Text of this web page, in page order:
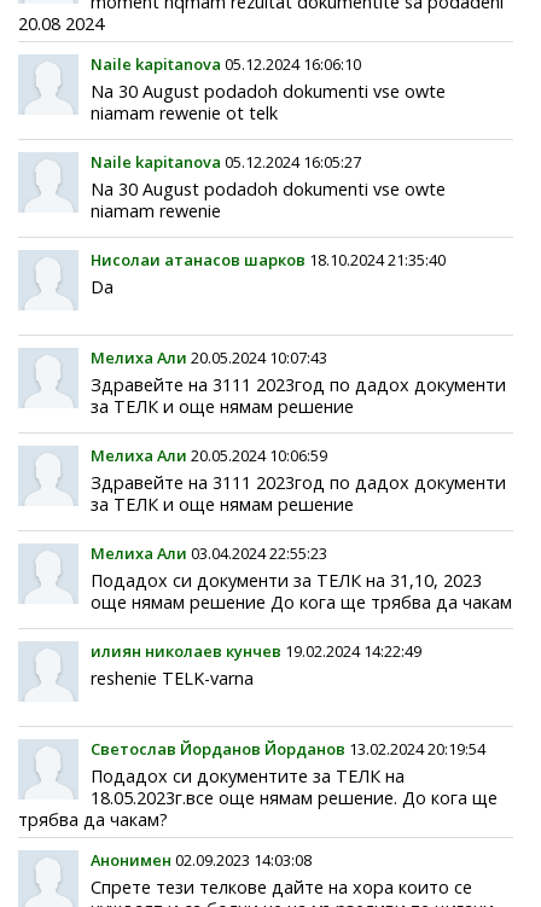
20.08 2024
Naile kapitanova 05.12.2024 16:06:10
Na 30 August podadoh dokumenti vse owte
niamam rewenie ot telk
Naile kapitanova 05.12.2024 16:05:27
Na 30 August podadoh dokumenti vse owte
niamam rewenie
Нисолаи атанасов шарков 18.10.2024 21:35:40
Da
Мелиха Али 20.05.2024 10:07:43
Здравейте на 3111 2023год по дадох документи
за ТЕЛК и още нямам решение
Мелиха Али 20.05.2024 10:06:59
Здравейте на 3111 2023год по дадох документи
за ТЕЛК и още нямам решение
Мелиха Али 03.04.2024 22:55:23
Подадох си документи за ТЕЛК на 31,10, 2023
още нямам решение До кога ще трябва да чакам
илиян николаев кунчев 19.02.2024 14:22:49
reshenie TELK-varna
Светослав Йорданов Йорданов 13.02.2024 20:19:54
Подадох си документите за ТЕЛК на
18.05.2023г.все още нямам решение. До кога ще
трябва да чакам?
Анонимен 02.09.2023 14:03:08
Спрете тези телкове дайте на хора които се